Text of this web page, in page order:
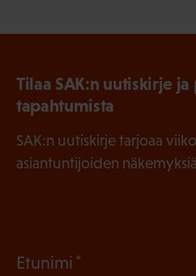
Tilaa SAK:n uutiskirje
tapahtumista
SAK:n uutiskirje tarjoaa
asiantuntijoiden
Etunimi